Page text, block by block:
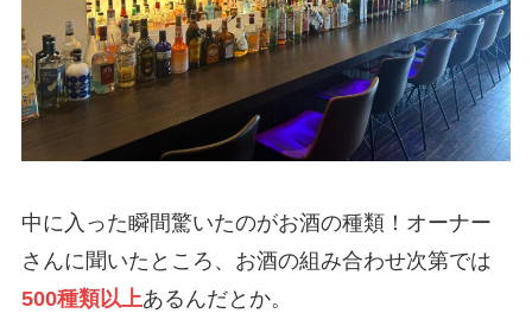
中に入った瞬間驚いたのがお酒の種類！オーナー
さんに聞いたところ、お酒の組み合わせ次第では
500種類以上あるんだとか。